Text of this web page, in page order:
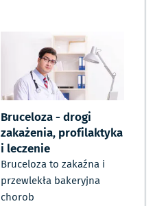
Bruceloza - drogi
zakażenia, profilaktyka
i leczenie
Bruceloza to zakaźna i
przewlekła bakeryjna
chorob